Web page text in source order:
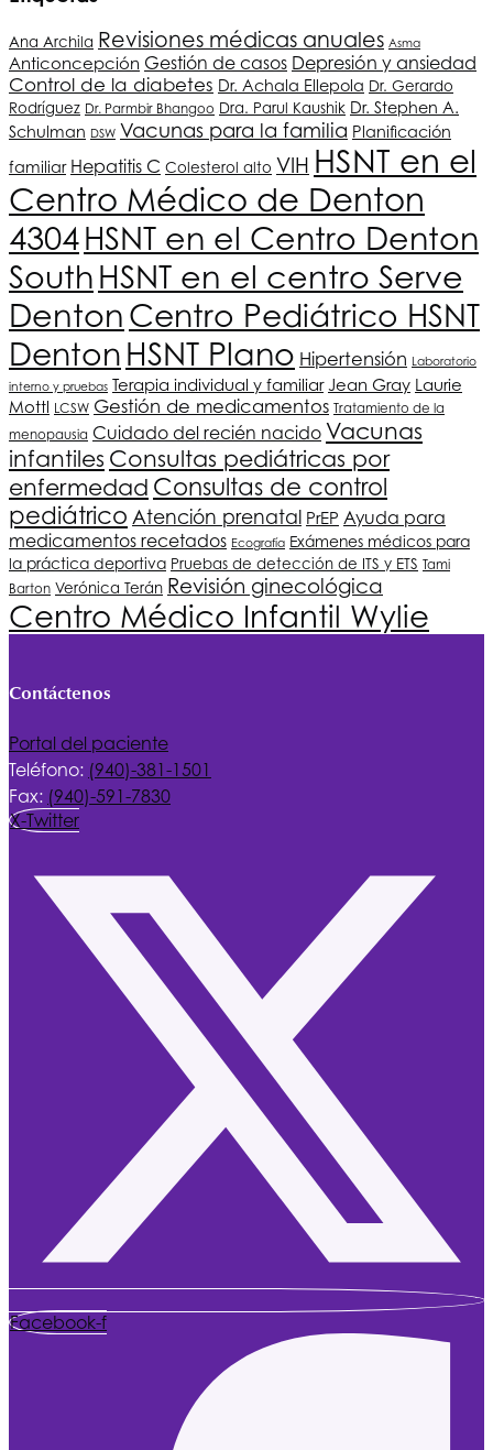
Ana Archila Revisiones médicas anuales Asma
Anticoncepción Gestión de casos Depresión y ansiedad
Control de la diabetes Dr. Achala Ellepola Dr. Gerardo
Rodríguez Dr. Parmbir Bhangoo Dra. Parul Kaushik Dr. Stephen A.
Schulman DSW Vacunas para la familia Planificación
familiar Hepatitis C Colesterol alto VIH HSNT en el
Centro Médico de Denton
4304HSNT en el Centro Denton
South HSNT en el centro Serve
Denton Centro Pediátrico HSNT
Denton HSNT Plano Hipertensión
Laboratorio
interno y pruebas Terapia individual y familiar Jean Gray Laurie
Mottl LCSW Gestión de medicamentos Tratamiento de la
menopausia Cuidado del recién nacido Vacunas
infantiles Consultas pediátricas por
enfermedad Consultas de control
pediátrico Atención prenatal PrEP Ayuda para
medicamentos recetados Ecografía Exámenes médicos para
la práctica deportiva Pruebas de detección de ITS y ETS Tami
Barton Verónica Terán Revisión ginecológica
Centro Médico Infantil Wylie
Contáctenos
Portal del paciente
Teléfono: (940)-381-1501
Fax: (940)-591-7830
X-Twitter
Facebook-f